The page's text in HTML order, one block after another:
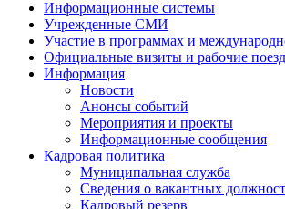
Информационные системы
Учрежденные СМИ
Участие в программах и
Официальные визиты и рабочие
Информация
Новости
Анонсы событий
Мероприятия и проекты
Информационные сообщения
Кадровая политика
Муниципальная служба
Сведения о вакантных
Кадровый резерв